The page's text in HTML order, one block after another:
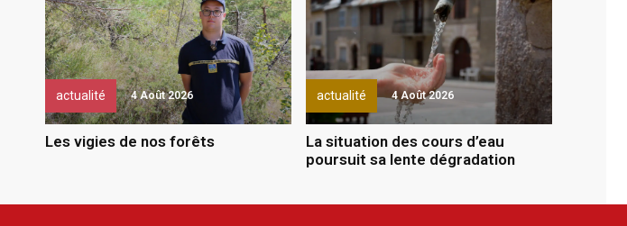
actualité 4 Août 2026
Les vigies de nos forêts
actualité 4 Août 2026
La situation des cours d’eau
poursuit sa lente dégradation